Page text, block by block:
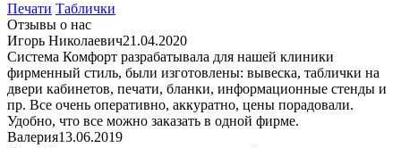
Печати Таблички
Отзывы о нас
Игорь Николаевич21.04.2020
Система Комфорт разрабатывала для нашей клиники
фирменный стиль, были изготовлены: вывеска, таблички на
двери кабинетов, печати, бланки, информационные стенды и
пр. Все очень оперативно, аккуратно, цены порадовали.
Удобно, что все можно заказать в одной фирме.
Валерия13.06.2019